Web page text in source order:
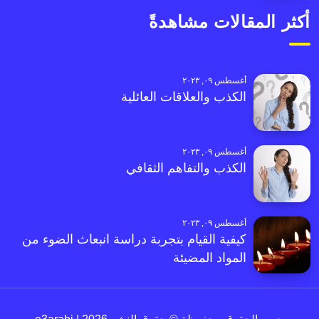
أكثر المقالات مشاهدةً
أغسطس ٠٩, ٢٠٢٣
الكذب والعلاقات العائلية
أغسطس ٠٩, ٢٠٢٣
الكذب والتفاهم الثقافي
أغسطس ٠٩, ٢٠٢٣
كيفية القيام بتجربة دراسة انبعاث الضوء من
المواد المضيئة